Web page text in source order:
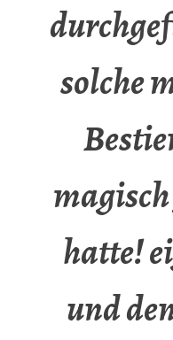
solche
hatte!
und